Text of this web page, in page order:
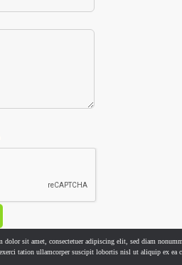
dolor sit amet, consectetuer adipiscing elit, sed diam
tation ullamcorper suscipit lobortis nisl ut aliquip ex ea